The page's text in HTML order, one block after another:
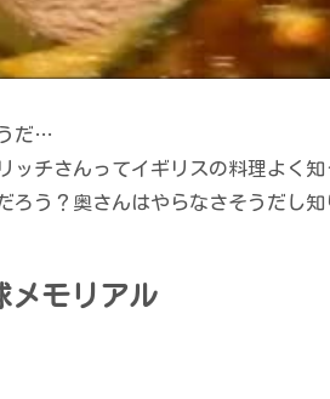
だ…
ッチさんってイギリスの料理よく知
ろう？奥さんはやらなさそうだし
メモリアル